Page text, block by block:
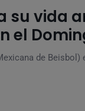
su vida
el
de Beisbol)